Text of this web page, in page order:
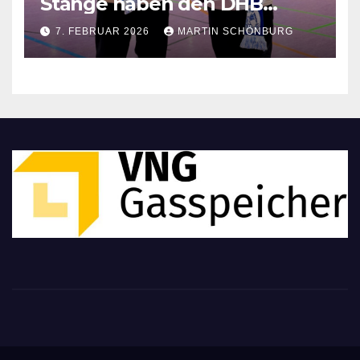
Kinderhandballtrainer
7. FEBRUAR 2026 MARTIN SCHÖNBURG